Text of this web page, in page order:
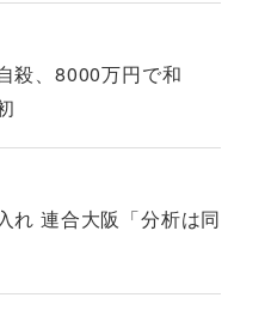
殺、8000万円で和
れ 連合大阪「分析は同